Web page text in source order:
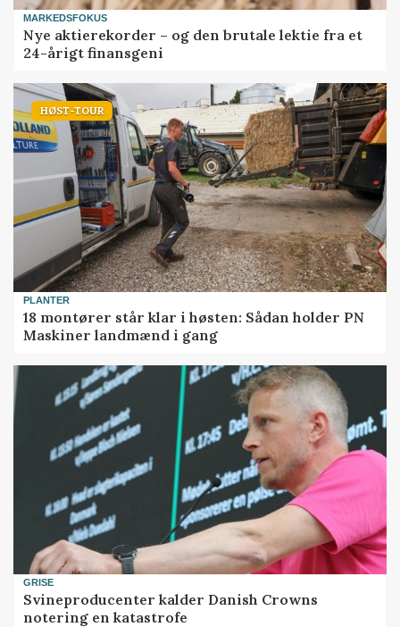
MARKEDSFOKUS
Nye aktierekorder – og den brutale lektie fra et
24-årigt finansgeni
HØST-TOUR
PLANTER
18 montører står klar i høsten: Sådan holder PN
Maskiner landmænd i gang
GRISE
Svineproducenter kalder Danish Crowns
notering en katastrofe